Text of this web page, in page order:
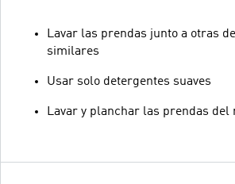
Lavar las prendas junto a otras
similares
Usar solo detergentes suaves
Lavar y planchar las prendas del